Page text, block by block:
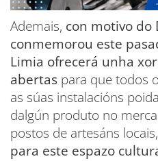
Ademais, con motivo do
conmemorou este
Limia ofrecerá unha
abertas para que todos
as súas instalacións
dalgún produto no
postos de artesáns locais,
para este espazo